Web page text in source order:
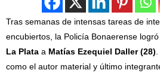
Tras semanas de intensas tareas de
encubiertos, la Policía Bonaerense
La Plata a Matías Ezequiel Daller (28)
como el autor material y último